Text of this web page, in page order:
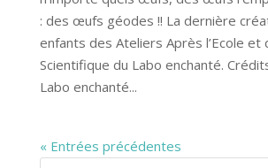
: des œufs géodes !! La dernière
enfants des Ateliers Après l’Ecole et
Scientifique du Labo enchanté.
Labo enchanté...
« Entrées précédentes